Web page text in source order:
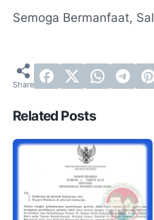
Semoga Bermanfaat,
Related Posts